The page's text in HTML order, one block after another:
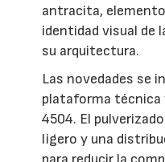
antracita,
identidad visual de
su arquitectura.
Las novedades se
plataforma técnica
4504. El
ligero y una